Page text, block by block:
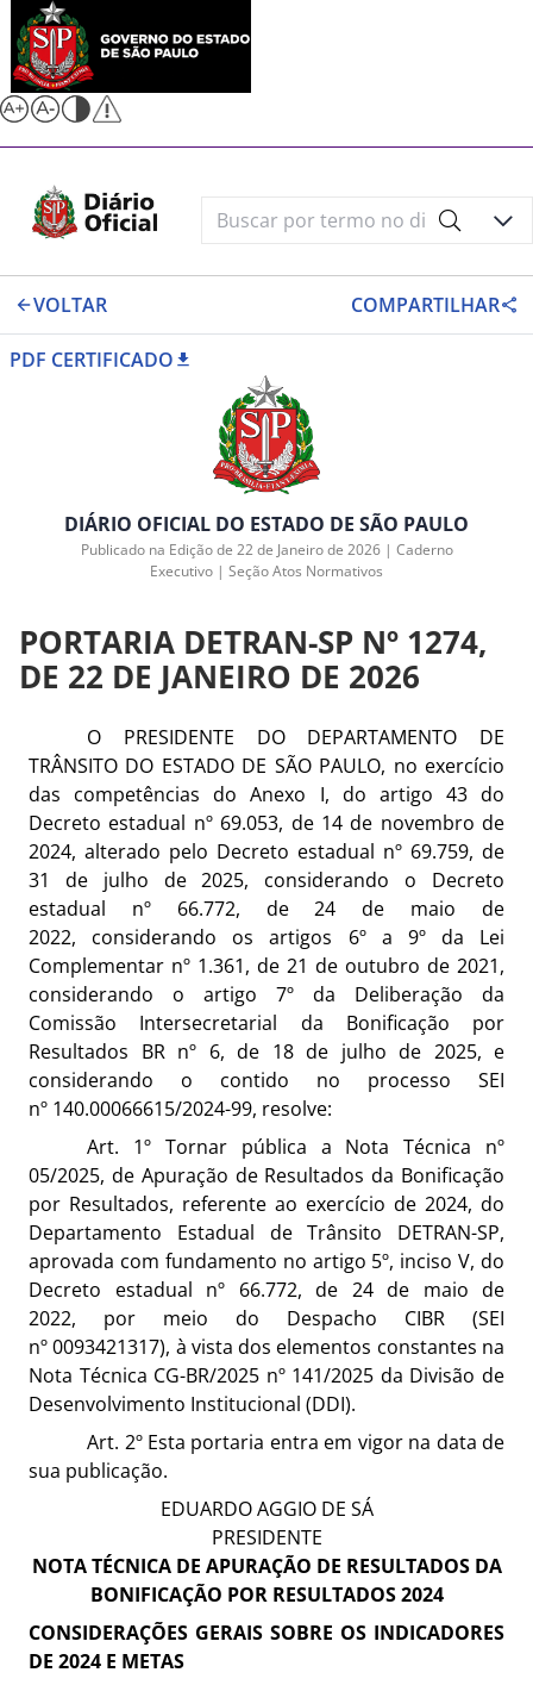
VOLTAR COMPARTILHAR
PDF CERTIFICADO
DIÁRIO OFICIAL DO ESTADO DE SÃO PAULO
Publicado na Edição de 22 de Janeiro de 2026 | Caderno
Executivo | Seção Atos Normativos
PORTARIA DETRAN-SP Nº 1274,
DE 22 DE JANEIRO DE 2026
O PRESIDENTE DO DEPARTAMENTO DE
TRÂNSITO DO ESTADO DE SÃO PAULO, no exercício
das competências do Anexo I, do artigo 43 do
Decreto estadual nº 69.053, de 14 de novembro de
2024, alterado pelo Decreto estadual nº 69.759, de
31 de julho de 2025, considerando o Decreto
estadual nº 66.772, de 24 de maio de
2022, considerando osartigos 6º a 9º da Lei
Complementar nº 1.361, de 21 de outubro de 2021,
considerando o artigo 7º da Deliberação da
Comissão Intersecretarial da Bonificação por
Resultados BR nº 6, de 18 de julho de 2025, e
considerando o contido no processo SEI
nº 140.00066615/2024-99, resolve:
Art. 1º Tornar pública a Nota Técnica nº
05/2025, de Apuração de Resultados da Bonificação
por Resultados, referente ao exercício de 2024, do
Departamento Estadual de Trânsito DETRAN-SP,
aprovada com fundamento no artigo 5º, inciso V, do
Decreto estadual nº 66.772, de 24 de maio de
2022, por meio do Despacho CIBR (SEI
nº0093421317), à vista dos elementos constantes na
Nota Técnica CG-BR/2025 nº 141/2025 da Divisãode
Desenvolvimento Institucional (DDI).
Art. 2º Esta portaria entra em vigor na data de
sua publicação.
EDUARDO AGGIO DE SÁ
PRESIDENTE
NOTA TÉCNICA DE APURAÇÃO DE RESULTADOS DA
BONIFICAÇÃO POR RESULTADOS 2024
CONSIDERAÇÕES GERAIS SOBRE OS INDICADORES
DE 2024 E METAS